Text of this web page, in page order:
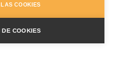
conmigo?
COOKIES
DE COOKIES